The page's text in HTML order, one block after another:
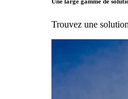
Trouvez une